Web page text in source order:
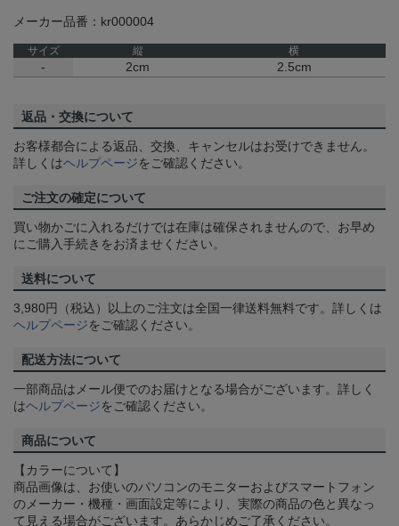
メーカー品番：kr000004
サイズ 縦 横
- 2cm 2.5cm
返品・交換について
お客様都合による返品、交換、キャンセルはお受けできません。
詳しくはヘルプページをご確認ください。
ご注文の確定について
買い物かごに入れるだけでは在庫は確保されませんので、お早め
にご購入手続きをお済ませください。
送料について
3,980円（税込）以上のご注文は全国一律送料無料です。詳しくは
ヘルプページをご確認ください。
配送方法について
一部商品はメール便でのお届けとなる場合がございます。詳しく
はヘルプページをご確認ください。
商品について
【カラーについて】
商品画像は、お使いのパソコンのモニターおよびスマートフォン
のメーカー・機種・画面設定等により、実際の商品の色と異なっ
て見える場合がございます。あらかじめご了承ください。